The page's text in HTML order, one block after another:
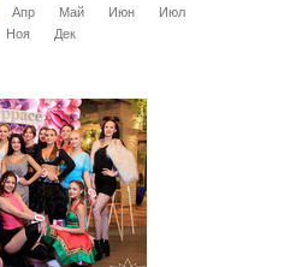
Апр Май Июн
Июл
Ноя Дек